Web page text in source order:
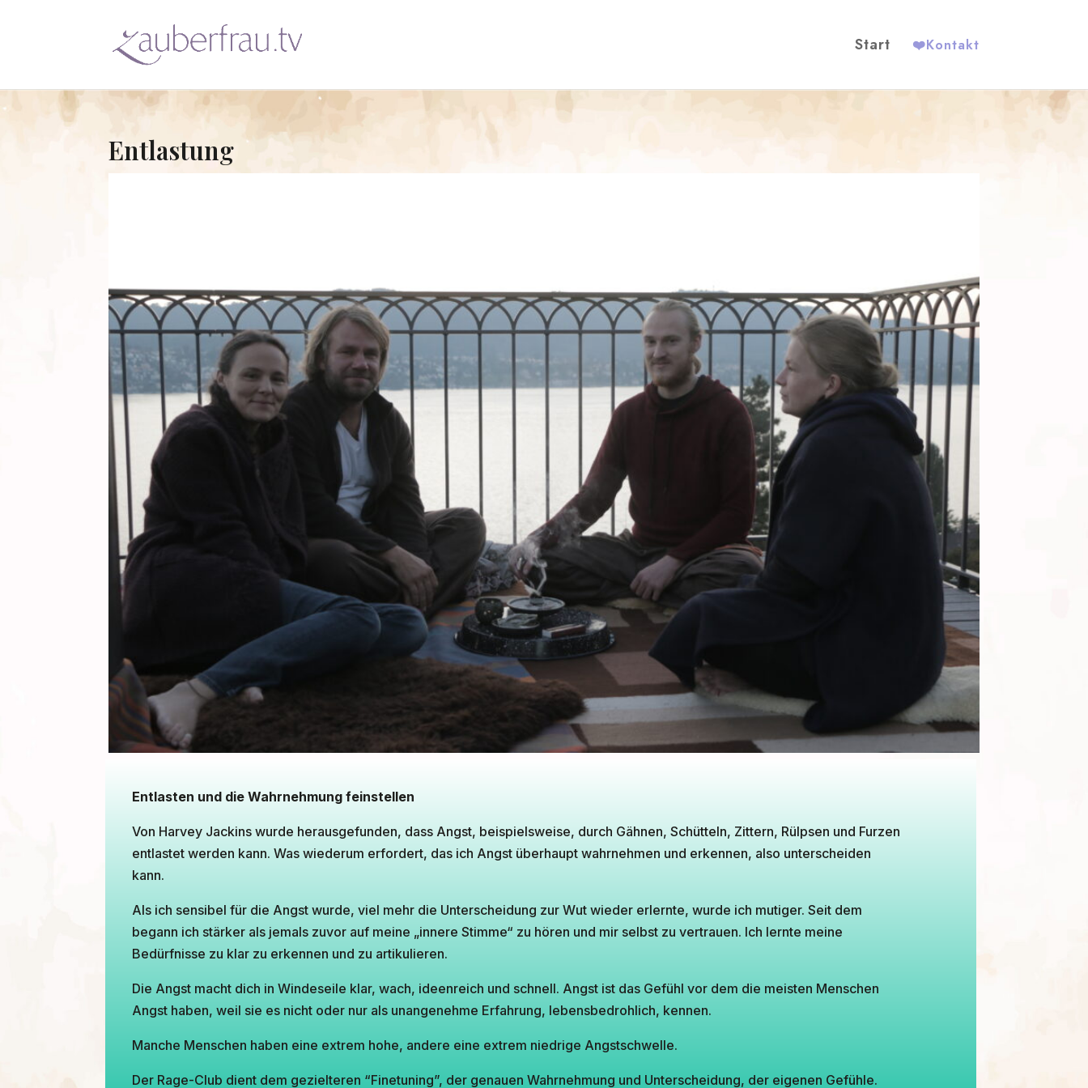
Start ❤️Kontakt
Entlastung
Entlasten und die Wahrnehmung feinstellen
Von Harvey Jackins wurde herausgefunden, dass Angst, beispielsweise, durch Gähnen, Schütteln, Zittern, Rülpsen und Furzen
entlastet werden kann. Was wiederum erfordert, das ich Angst überhaupt wahrnehmen und erkennen, also unterscheiden
kann.
Als ich sensibel für die Angst wurde, viel mehr die Unterscheidung zur Wut wieder erlernte, wurde ich mutiger. Seit dem
begann ich stärker als jemals zuvor auf meine „innere Stimme“ zu hören und mir selbst zu vertrauen. Ich lernte meine
Bedürfnisse zu klar zu erkennen und zu artikulieren.
Die Angst macht dich in Windeseile klar, wach, ideenreich und schnell. Angst ist das Gefühl vor dem die meisten Menschen
Angst haben, weil sie es nicht oder nur als unangenehme Erfahrung, lebensbedrohlich, kennen.
Manche Menschen haben eine extrem hohe, andere eine extrem niedrige Angstschwelle.
Der Rage-Club dient dem gezielteren “Finetuning”, der genauen Wahrnehmung und Unterscheidung, der eigenen Gefühle.